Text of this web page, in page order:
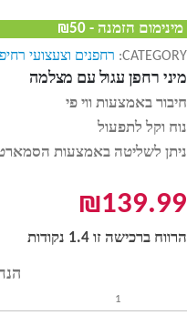
מינימום הזמנה - ₪50
CATEGORY: רחפנים וצעצועי
מיני רחפן עגול עם מצלמה
חיבור באמצעות ווי פי
נוח וקל לתפעול
ניתן לשליטה באמצעות
₪139.99
הרווח ברכישה זו 1.4 נקודות
1